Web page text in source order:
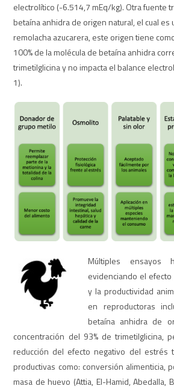
electrolítico (-6.514,7 mEq/kg). Otra fuente
betaína anhidra de origen natural, el cual es
remolacha azucarera, este origen tiene
100% de la molécula de betaína anhidra
trimetilglicina y no impacta el balance
1).
Múltiples ensayos
evidenciando el
y la productividad
en reproductoras
betaína anhidra de
concentración del 93% de trimetilglicina,
reducción del efecto negativo del estrés
productivas como: conversión alimenticia,
masa de huevo (Attia, El-Hamid, Abedalla,